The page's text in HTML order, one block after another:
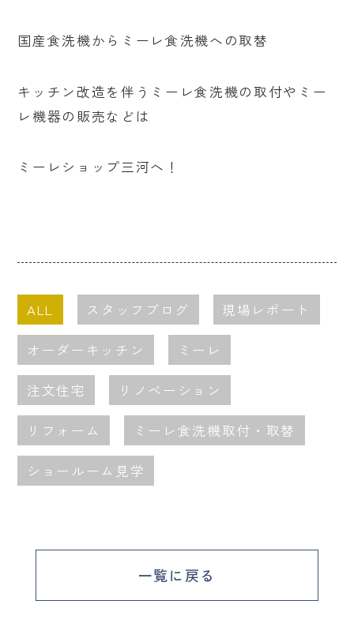
国産食洗機からミーレ食洗機への取替
キッチン改造を伴うミーレ食洗機の取付やミー
レ機器の販売などは
ミーレショップ三河へ！
ALL スタッフブログ 現場レポート
オーダーキッチン ミーレ
注文住宅 リノベーション
リフォーム ミーレ食洗機取付・取替
ショールーム見学
一覧に戻る